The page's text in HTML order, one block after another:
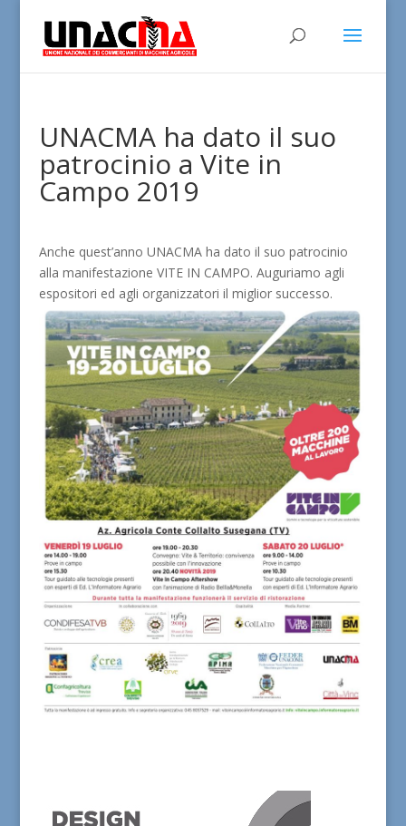
UNACMA ha dato il suo
patrocinio a Vite in
Campo 2019
Anche quest’anno UNACMA ha dato il suo patrocinio
alla manifestazione VITE IN CAMPO. Auguriamo agli
espositori ed agli organizzatori il miglior successo.